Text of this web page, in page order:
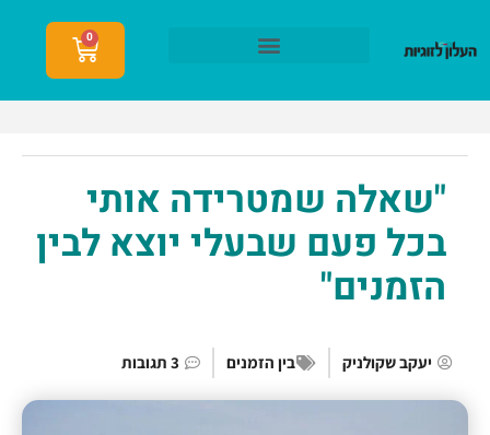
0
"שאלה שמטרידה אותי
בכל פעם שבעלי יוצא לבין
הזמנים"
יעקב שקולניק בין הזמנים 3 תגובות